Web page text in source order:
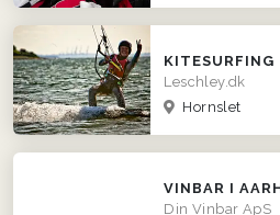
KITESURFING
Leschley.dk
Hornslet
VINBAR I
Din Vinbar ApS